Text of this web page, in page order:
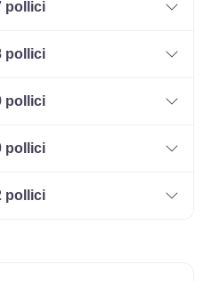
pollici
pollici
pollici
pollici
pollici